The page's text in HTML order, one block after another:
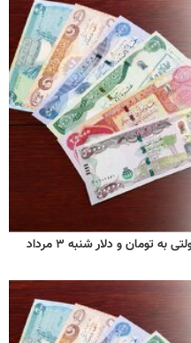
قیمت دینار عراق امروز + نرخ ارز اربعین دولتی به تومان و دلار شنبه ۳ مرداد